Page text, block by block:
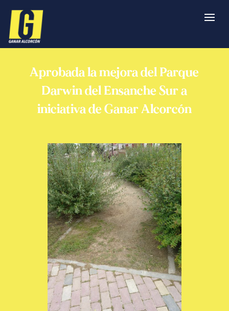
Aprobada la mejora del Parque
Darwin del Ensanche Sur a
iniciativa de Ganar Alcorcón